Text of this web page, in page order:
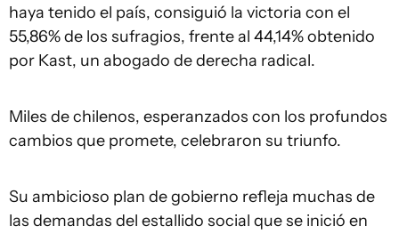
haya tenido el país, consiguió la victoria con el
55,86% de los sufragios, frente al 44,14% obtenido
por Kast, un abogado de derecha radical.
Miles de chilenos, esperanzados con los profundos
cambios que promete, celebraron su triunfo.
Su ambicioso plan de gobierno refleja muchas de
las demandas del estallido social que se inició en